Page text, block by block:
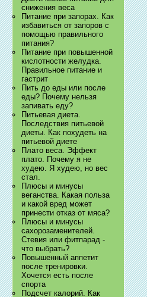
снижения веса
Питание при запорах. Как
избавиться от запоров с
помощью правильного
питания?
Питание при повышенной
кислотности желудка.
Правильное питание и
гастрит
Пить до еды или после
еды? Почему нельзя
запивать еду?
Питьевая диета.
Последствия питьевой
диеты. Как похудеть на
питьевой диете
Плато веса. Эффект
плато. Почему я не
худею. Я худею, но вес
стал.
Плюсы и минусы
веганства. Какая польза
и какой вред может
принести отказ от мяса?
Плюсы и минусы
сахорозаменителей.
Стевия или фитпарад -
что выбрать?
Повышенный аппетит
после тренировки.
Хочется есть после
спорта
Подсчет калорий. Как